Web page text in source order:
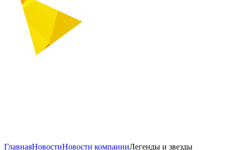
ГлавнаяНовостиНовости компанииЛегенды и звезды